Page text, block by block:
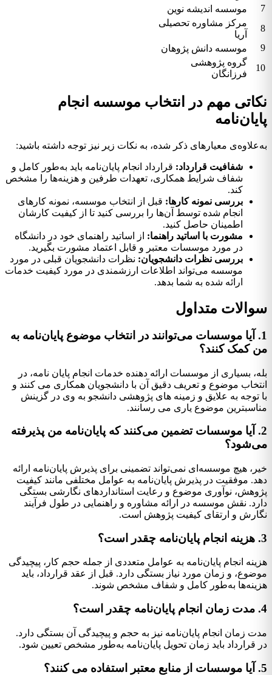
7
موسسه اندیشه نوین
8
مرکز مشاوره تحصیلی
آریا
9
موسسه دانش پژوهان
10
گروه پژوهشی
فرزانگان
نکاتی مهم در انتخاب موسسه انجام
پایان‌نامه
به‌علاوه‌ی معیارهای ذکر شده، به نکات زیر نیز توجه داشته باشید:
شفافیت قرارداد: قرارداد انجام پایان‌نامه باید به‌طور کامل و
شفاف شرایط همکاری، تعهدات طرفین و هزینه‌ها را مشخص
کند.
بررسی نمونه کارها: قبل از انتخاب موسسه، نمونه کارهای
انجام شده توسط آن‌ها را بررسی کنید تا از کیفیت کارشان
اطمینان حاصل کنید.
مشورت با اساتید راهنما: از اساتید راهنمای خود در دانشگاه
در مورد موسسات معتبر و قابل اعتماد مشورت بگیرید.
بررسی نظرات دانشجویان: نظرات دانشجویان قبلی در مورد
موسسه می‌تواند اطلاعات ارزشمندی در مورد کیفیت خدمات
ارائه شده به شما بدهد.
سوالات متداول
1. آیا موسسات می‌توانند در انتخاب موضوع پایان‌نامه به
من کمک کنند؟
بله، بسیاری از موسسات ارائه دهنده خدمات انجام پایان نامه، در
انتخاب موضوع و تعریف دقیق آن با دانشجویان همکاری می کنند و
با توجه به علایق و زمینه های پژوهشی دانشجو به وی در گزینش
مناسبترین موضوع یاری می رسانند.
2. آیا موسسات تضمین می‌کنند که پایان‌نامه من پذیرفته
می‌شود؟
خیر، هیچ موسسه‌ای نمی‌تواند تضمینی برای پذیرش پایان‌نامه ارائه
دهد. موفقیت در پذیرش پایان‌نامه به عوامل مختلفی مانند کیفیت
پژوهش، نوآوری موضوع و رعایت استانداردهای نگارشی بستگی
دارد. نقش موسسه در ارائه مشاوره و راهنمایی در طول فرآیند
نگارش و ارتقای کیفیت پژوهش است.
3. هزینه انجام پایان‌نامه چقدر است؟
هزینه انجام پایان‌نامه به عوامل متعددی از جمله حجم کار، پیچیدگی
موضوع، و زمان مورد نیاز بستگی دارد. قبل از عقد قرارداد، باید
هزینه‌ها به‌طور کامل و شفاف مشخص شوند.
4. مدت زمان انجام پایان‌نامه چقدر است؟
مدت زمان انجام پایان‌نامه نیز به حجم و پیچیدگی آن بستگی دارد.
در قرارداد باید زمان تحویل پایان‌نامه به‌طور مشخص تعیین شود.
5. آیا موسسات از منابع معتبر استفاده می کنند؟